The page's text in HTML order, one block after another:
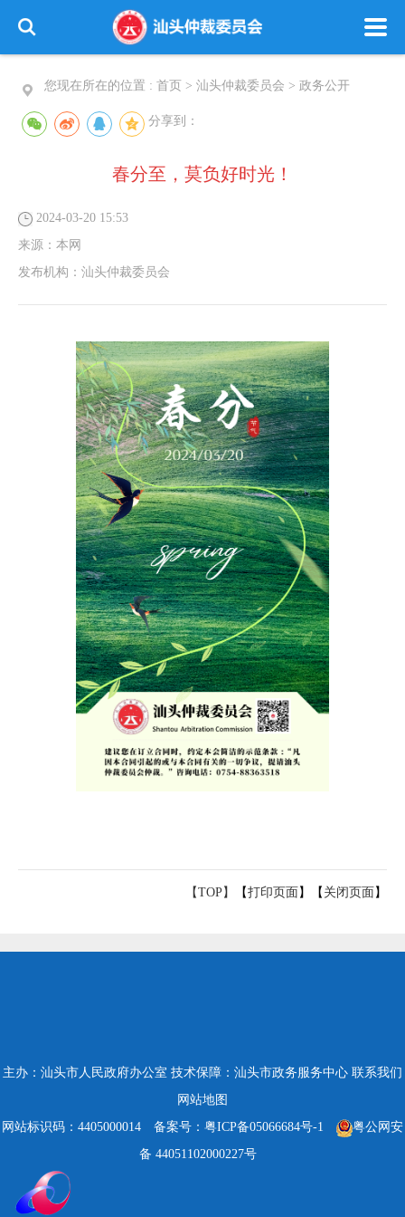
您现在所在的位置 : 首页 > 汕头仲裁委员会 > 政务公开
分享到：
春分至，莫负好时光！
2024-03-20 15:53
来源： 本网
发布机构： 汕头仲裁委员会
【TOP】 【打印页面 】【 关闭页面 】
主办：汕头市人民政府办公室 技术保障：汕头市政务服务中心 联系我们
网站地图
网站标识码：4405000014
备案号：粤ICP备05066684号-1
粤公网安
备 44051102000227号